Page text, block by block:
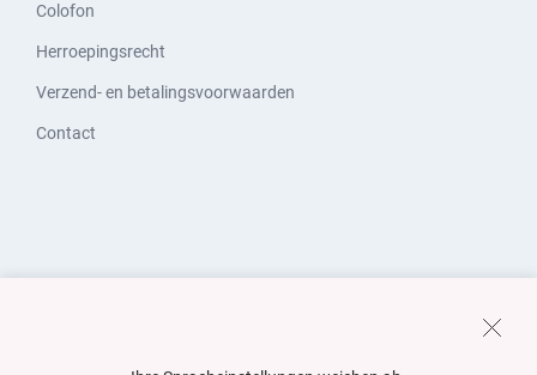
Colofon
Herroepingsrecht
Verzend- en betalingsvoorwaarden
Contact